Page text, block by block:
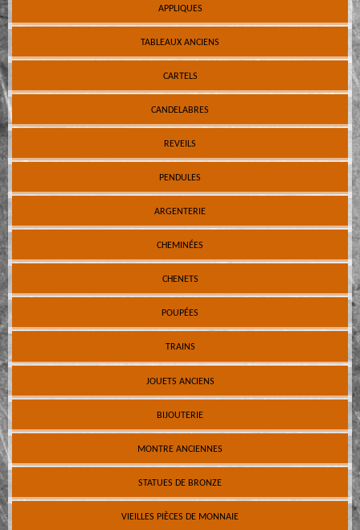
APPLIQUES
TABLEAUX ANCIENS
CARTELS
CANDELABRES
REVEILS
PENDULES
ARGENTERIE
CHEMINÉES
CHENETS
POUPÉES
TRAINS
JOUETS ANCIENS
BIJOUTERIE
MONTRE ANCIENNES
STATUES DE BRONZE
VIEILLES PIÈCES DE MONNAIE